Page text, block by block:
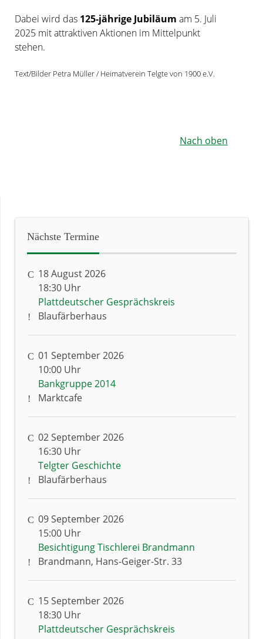
Dabei wird das 125-jährige Jubiläum am 5. Juli
2025 mit attraktiven Aktionen im Mittelpunkt
stehen.
Text/Bilder Petra Müller / Heimatverein Telgte von 1900 e.V.
Nach oben
Nächste Termine
18 August 2026
18:30 Uhr
Plattdeutscher Gesprächskreis
Blaufärberhaus
01 September 2026
10:00 Uhr
Bankgruppe 2014
Marktcafe
02 September 2026
16:30 Uhr
Telgter Geschichte
Blaufärberhaus
09 September 2026
15:00 Uhr
Besichtigung Tischlerei Brandmann
Brandmann, Hans-Geiger-Str. 33
15 September 2026
18:30 Uhr
Plattdeutscher Gesprächskreis